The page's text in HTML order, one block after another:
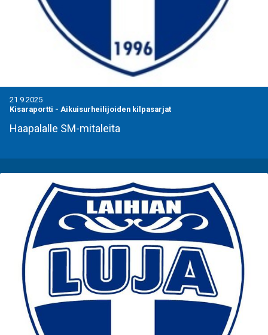
21.9.2025
Kisaraportti - Aikuisurheilijoiden kilpasarjat
Haapalalle SM-mitaleita